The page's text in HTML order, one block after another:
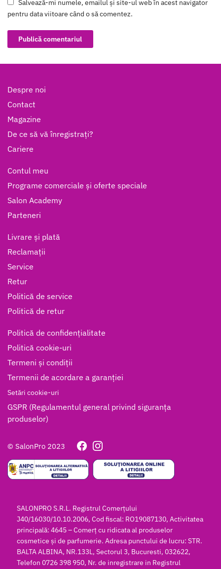
Salvează-mi numele, emailul și site-ul web în acest navigator
pentru data viitoare când o să comentez.
Despre noi
Contact
Magazine
De ce să vă înregistrați?
Cariere
Contul meu
Programe comerciale și oferte speciale
Salon Academy
Parteneri
Livrare și plată
Reclamații
Service
Retur
Politică de service
Politică de retur
Politică de confidențialitate
Politică cookie-uri
Termeni și condiții
Termenii de acordare a garanției
Setări cookie-uri
GSPR (Regulamentul general privind siguranța
produselor)
© SalonPro 2023
SALONPRO S.R.L. Registrul Comerțului
J40/16030/10.10.2006, Cod fiscal: RO19087130, Activitatea
principală: 4645 – Comerț cu ridicata al produselor
cosmetice și de parfumerie. Adresa punctului de lucru: STR.
BALTA ALBINA, NR.133L, Sectorul 3, Bucuresti, 032622,
Telefon 0726 398 950, Nr. de inregistrare in Registrul